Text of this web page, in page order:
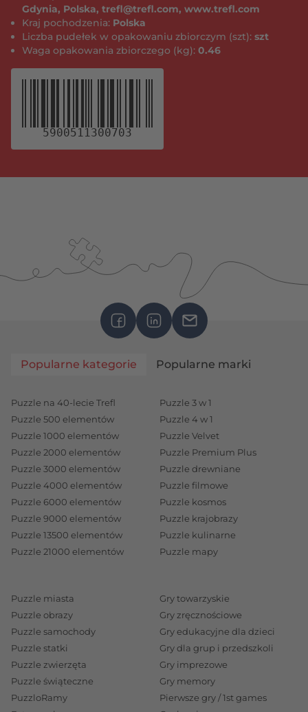
Gdynia, Polska, trefl@trefl.com, www.trefl.com
Kraj pochodzenia: Polska
Liczba pudełek w opakowaniu zbiorczym (szt): szt
Waga opakowania zbiorczego (kg): 0.46
5900511300703
Popularne kategorie Popularne marki
Puzzle na 40-lecie Trefl
Puzzle 500 elementów
Puzzle 1000 elementów
Puzzle 2000 elementów
Puzzle 3000 elementów
Puzzle 4000 elementów
Puzzle 6000 elementów
Puzzle 9000 elementów
Puzzle 13500 elementów
Puzzle 21000 elementów
Puzzle 3 w 1
Puzzle 4 w 1
Puzzle Velvet
Puzzle Premium Plus
Puzzle drewniane
Puzzle filmowe
Puzzle kosmos
Puzzle krajobrazy
Puzzle kulinarne
Puzzle mapy
Puzzle miasta
Puzzle obrazy
Puzzle samochody
Puzzle statki
Puzzle zwierzęta
Puzzle świąteczne
PuzzloRamy
Gry towarzyskie
Gry zręcznościowe
Gry edukacyjne dla dzieci
Gry dla grup i przedszkoli
Gry imprezowe
Gry memory
Pierwsze gry / 1st games